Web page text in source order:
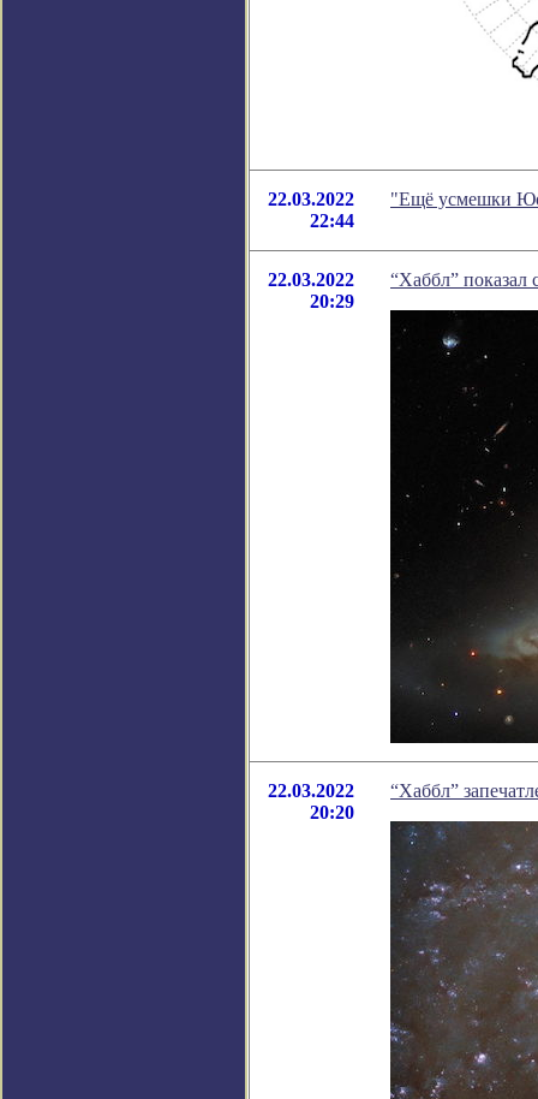
22.03.2022
22:44
"Ещё усмешки
22.03.2022
20:29
“Хаббл” показал
22.03.2022
20:20
“Хаббл”